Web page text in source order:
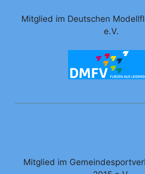
Mitglied im Deutschen
e.V.
Mitglied im